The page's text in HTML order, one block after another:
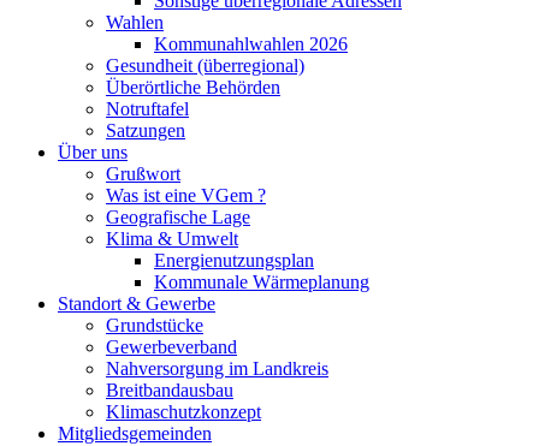
Wahlen
Kommunahlwahlen 2026
Gesundheit (überregional)
Überörtliche Behörden
Notruftafel
Satzungen
Über uns
Grußwort
Was ist eine VGem ?
Geografische Lage
Klima & Umwelt
Energienutzungsplan
Kommunale Wärmeplanung
Standort & Gewerbe
Grundstücke
Gewerbeverband
Nahversorgung im Landkreis
Breitbandausbau
Klimaschutzkonzept
Mitgliedsgemeinden